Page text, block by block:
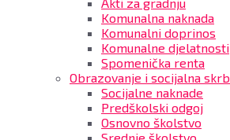
Komunalna naknada
Komunalni doprinos
Komunalne djelatnosti
Spomenička renta
Obrazovanje i socijalna skrb
Socijalne naknade
Predškolski odgoj
Osnovno školstvo